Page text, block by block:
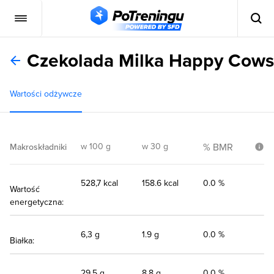
Czekolada Milka Happy Cows
Wartości odżywcze
Makroskładniki w 100 g w 30 g % BMR
Wartość
energetyczna:
528,7 kcal 158.6 kcal 0.0 %
Białka:
6,3 g 1.9 g 0.0 %